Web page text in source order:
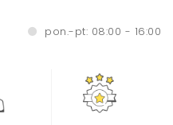
pon.-pt: 08:00 - 16:00